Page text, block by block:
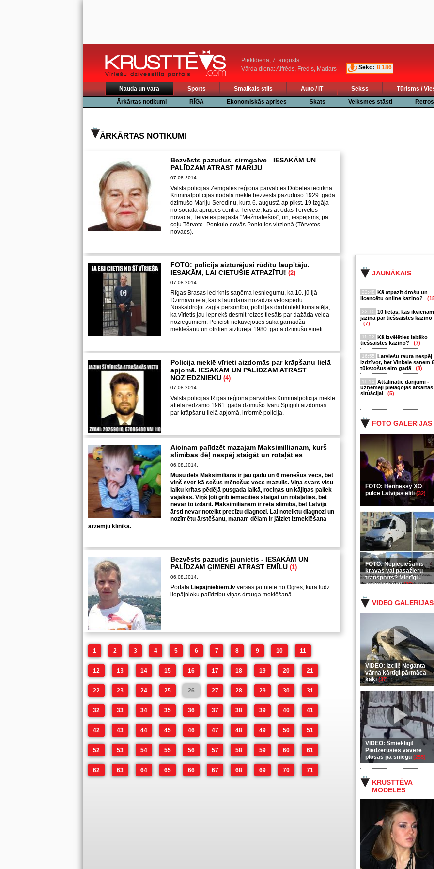
Piektdiena, 7. augusts
Vārda diena: Alfrēds, Fredis, Madars
Seko: 8 186
Nauda un vara Sports Smalkais stils Auto / IT Sekss Tūrisms /
Ārkārtas notikumi
RĪGA Ekonomiskās aprises Skats Veiksmes stāsti
JAUNĀKAIS
22:48 Kā atpazīt drošu un
licencētu online kazino?
22:10 10 lietas, kas ikvienam
jāzina par tiešsaistes kazino
(7)
11:22
Kā izvēlēties labāko
tiešsaistes kazino?
(7)
16:55 Latviešu tauta nespēj
izdzīvot, bet Viņķele saņem
tūkstošus eiro gadā
(8)
11:14
Attālinātie darījumi -
uzņēmēji pielāgojas ārkārtas
situācijai
(5)
FOTO GALERIJAS
FOTO: Hennessy XO
pulcē Latvijas eliti(32)
FOTO: Nepieciešams
kravas vai pasažieru
transports? Mierīgi -
ieskaties šeit(35)
VIDEO GALERIJAS
VIDEO: Izcili! Neganta
vārna kārtīgi pārmāca
kaķi(37)
VIDEO: Smieklīgi!
Piedzērusies vāvere
plosās pa sniegu (255)
KRUSTTĒVA
MODELES
ĀRKĀRTAS NOTIKUMI
Bezvēsts pazudusi sirmgalve - IESAKĀM UN
PALĪDZAM ATRAST MARIJU
07.08.2014.
Valsts policijas Zemgales reģiona pārvaldes Dobeles iecirkņa
Kriminālpolicijas nodaļa meklē bezvēsts pazudušo 1929. gadā
dzimušo Mariju Seredinu, kura 6. augustā ap plkst. 19 izgāja
no sociālā aprūpes centra Tērvete, kas atrodas Tērvetes
novadā, Tērvetes pagasta "Mežmaliešos", un, iespējams, pa
ceļu Tērvete–Penkule devās Penkules virzienā (Tērvetes
novads).
FOTO: policija aizturējusi rūdītu laupītāju.
IESAKĀM, LAI CIETUŠIE ATPAZĪTU! (2)
07.08.2014.
Rīgas Brasas iecirknis saņēma iesniegumu, ka 10. jūlijā
Dzirnavu ielā, kāds ļaundaris nozadzis velosipēdu.
Noskaidrojot zagļa personību, policijas darbinieki konstatēja,
ka vīrietis jau iepriekš desmit reizes tiesāts par dažāda veida
noziegumiem. Policisti nekavējoties sāka garnadža
meklēšanu un otrdien aizturēja 1980. gadā dzimušu vīrieti.
Policija meklē vīrieti aizdomās par krāpšanu lielā
apjomā. IESAKĀM UN PALĪDZAM ATRAST
NOZIEDZNIEKU (4)
07.08.2014.
Valsts policijas Rīgas reģiona pārvaldes Kriminālpolicija meklē
attēlā redzamo 1961. gadā dzimušo Ivaru Spīguli aizdomās
par krāpšanu lielā apjomā, informē policija.
Aicinam palīdzēt mazajam Maksimillianam, kurš
slimības dēļ nespēj staigāt un rotaļāties
06.08.2014.
Mūsu dēls Maksimilians ir jau gadu un 6 mēnešus vecs, bet
viņš sver kā sešus mēnešus vecs mazulis. Viņa svars visu
laiku krītas pēdējā pusgada laikā, rociņas un kājiņas paliek
vājākas. Viņš ļoti grib iemācīties staigāt un rotaļāties, bet
nevar to izdarīt. Maksimilianam ir reta slimība, bet Latvijā
ārsti nevar noteikt precīzu diagnozi. Lai noteiktu diagnozi un
nozīmētu ārstēšanu, manam dēlam ir jāiziet izmeklēšana
ārzemju klīnikā.
Bezvēsts pazudis jaunietis - IESAKĀM UN
PALĪDZAM ĢIMENEI ATRAST EMĪLU (1)
06.08.2014.
Portālā Liepajniekiem.lv vērsās jauniete no Ogres, kura lūdz
liepājnieku palīdzību viņas drauga meklēšanā.
1 2 3 4 5 6 7 8 9 10 11
12 13 14 15 16 17 18 19 20 21
22 23 24 25 26 27 28 29 30 31
32 33 34 35 36 37 38 39 40 41
42 43 44 45 46 47 48 49 50 51
52 53 54 55 56 57 58 59 60 61
62 63 64 65 66 67 68 69 70 71